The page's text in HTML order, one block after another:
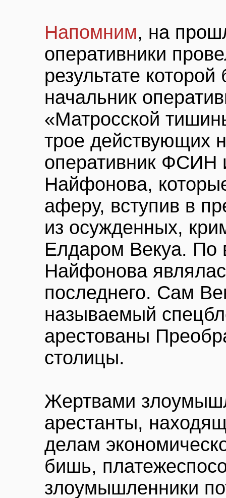
Напомним, на
оперативники
результате
начальник
«Матросской
трое действующих
оперативник ФСИН
Найфонова,
аферу, вступив в
из осужденных,
Елдаром Векуа. По
Найфонова
последнего. Сам
называемый
арестованы
столицы.
Жертвами
арестанты,
делам
бишь,
злоумышленники